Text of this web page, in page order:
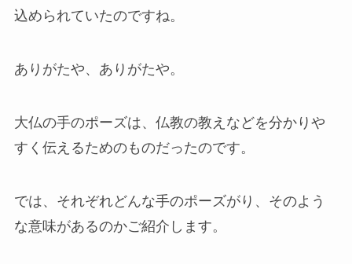
込められていたのですね。
ありがたや、ありがたや。
大仏の手のポーズは、仏教の教えなどを分かりや
すく伝えるためのものだったのです。
では、それぞれどんな手のポーズがり、そのよう
な意味があるのかご紹介します。